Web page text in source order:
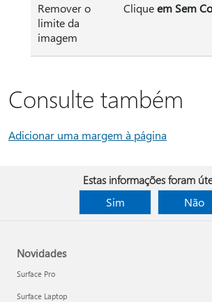
Remover o
limite da
imagem
Cliqueem Sem
Consulte também
Adicionar uma margem à página
Estas informações foram
Sim
Não
Novidades
Surface Pro
Surface Laptop